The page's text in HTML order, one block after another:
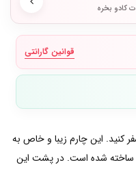
کادو بخره
قوانین گارانتی
کنید. این چارم زیبا و خاص به
ساخته شده است. در پشت این